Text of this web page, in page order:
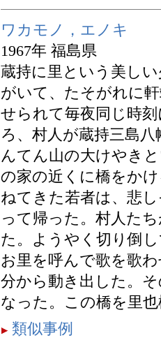
ワカモノ，エノキ
1967年 福島県
蔵持に里という美し
がいて、たそがれに
せられて毎夜同じ時
ろ、村人が蔵持三島
んてん山の大けやき
の家の近くに橋をか
ねてきた若者は、悲
って帰った。村人た
た。ようやく切り倒
お里を呼んで歌を歌
分から動き出した。
なった。この橋を里
類似事例